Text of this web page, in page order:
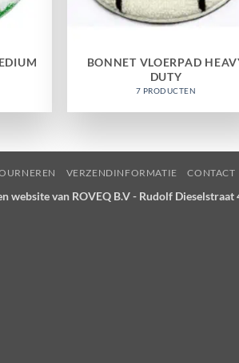
BONNET VLOERPAD
DUTY
7 PRODUCTEN
VERZENDINFORMATIE CONTACT
website van ROVEQ B.V - Rudolf